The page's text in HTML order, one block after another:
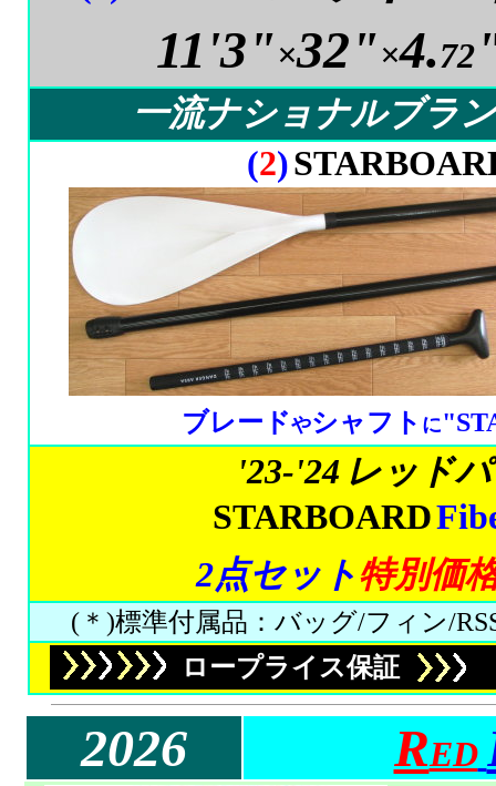
11'3"×32"×4.72
一流ナショナルブラ
(2)
ブレードやシャフト に
'23-'24 レッド
STARBOARD
2点セット特別価
(＊)標準付属品：バッグ/フィン/
ロープライス保証
2026 RED